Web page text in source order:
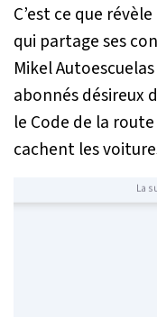
C’est ce que
qui partage ses
Mikel
abonnés désireux
le Code de la
cachent les
La